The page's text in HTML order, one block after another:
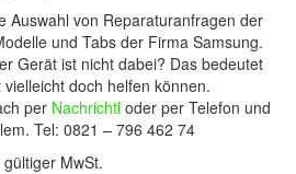
Auswahl von Reparaturanfragen der
und Tabs der Firma Samsung.
Gerät ist nicht dabei? Das bedeutet
doch helfen können.
per Nachrichtl oder per Telefon und
Tel: 0821 – 796 462 74
MwSt.